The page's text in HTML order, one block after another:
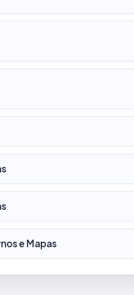
e Mapas